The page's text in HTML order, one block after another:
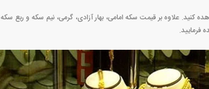
۹ اردیبهشت ۱۴۰۵ را در جدول زیر مشاهده کنید. علاوه بر قیمت سکه امامی، بهار آزادی، گرمی، نیم سکه و ربع سکه
فرمایید.